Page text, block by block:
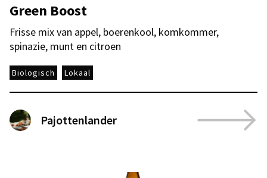
Green Boost
Frisse mix van appel, boerenkool, komkommer,
spinazie, munt en citroen
Biologisch Lokaal
Pajottenlander